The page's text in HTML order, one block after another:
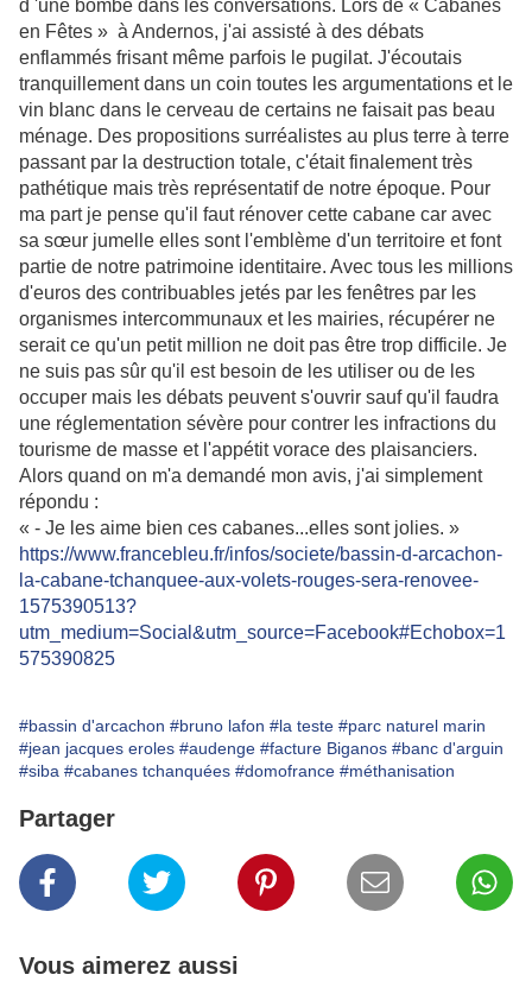
d 'une bombe dans les conversations. Lors de « Cabanes
en Fêtes » à Andernos, j'ai assisté à des débats
enflammés frisant même parfois le pugilat. J'écoutais
tranquillement dans un coin toutes les argumentations et le
vin blanc dans le cerveau de certains ne faisait pas beau
ménage. Des propositions surréalistes au plus terre à terre
passant par la destruction totale, c'était finalement très
pathétique mais très représentatif de notre époque. Pour
ma part je pense qu'il faut rénover cette cabane car avec
sa sœur jumelle elles sont l'emblème d'un territoire et font
partie de notre patrimoine identitaire. Avec tous les millions
d'euros des contribuables jetés par les fenêtres par les
organismes intercommunaux et les mairies, récupérer ne
serait ce qu'un petit million ne doit pas être trop difficile. Je
ne suis pas sûr qu'il est besoin de les utiliser ou de les
occuper mais les débats peuvent s'ouvrir sauf qu'il faudra
une réglementation sévère pour contrer les infractions du
tourisme de masse et l'appétit vorace des plaisanciers.
Alors quand on m'a demandé mon avis, j'ai simplement
répondu :
« - Je les aime bien ces cabanes...elles sont jolies. »
https://www.francebleu.fr/infos/societe/bassin-d-arcachon-
la-cabane-tchanquee-aux-volets-rouges-sera-renovee-
1575390513?
utm_medium=Social&utm_source=Facebook#Echobox=1
575390825
#bassin d'arcachon #bruno lafon #la teste #parc naturel marin
#jean jacques eroles #audenge #facture Biganos #banc d'arguin
#siba #cabanes tchanquées #domofrance #méthanisation
Partager
Vous aimerez aussi